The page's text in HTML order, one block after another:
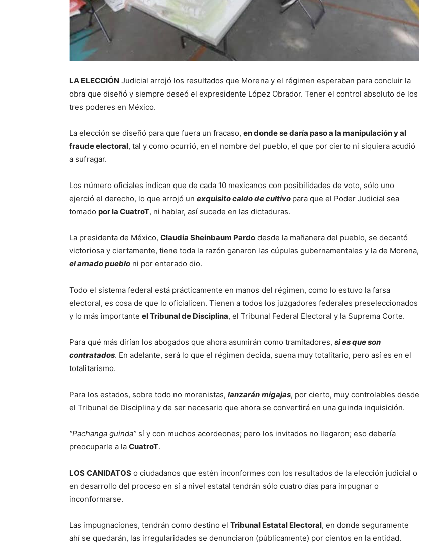
LA ELECCIÓN Judicial arrojó los resultados que Morena y el régimen esperaban para concluir la
obra que diseñó y siempre deseó el expresidente López Obrador. Tener el control absoluto de los
tres poderes en México.
La elección se diseñó para que fuera un fracaso, en donde se daría paso a la manipulación y al
fraude electoral, tal y como ocurrió, en el nombre del pueblo, el que por cierto ni siquiera acudió
a sufragar.
Los número oficiales indican que de cada 10 mexicanos con posibilidades de voto, sólo uno
ejerció el derecho, lo que arrojó un exquisito caldo de cultivo para que el Poder Judicial sea
tomado por la CuatroT, ni hablar, así sucede en las dictaduras.
La presidenta de México, Claudia Sheinbaum Pardo desde la mañanera del pueblo, se decantó
victoriosa y ciertamente, tiene toda la razón ganaron las cúpulas gubernamentales y la de Morena,
el amado pueblo ni por enterado dio.
Todo el sistema federal está prácticamente en manos del régimen, como lo estuvo la farsa
electoral, es cosa de que lo oficialicen. Tienen a todos los juzgadores federales preseleccionados
y lo más importante el Tribunal de Disciplina, el Tribunal Federal Electoral y la Suprema Corte.
Para qué más dirían los abogados que ahora asumirán como tramitadores, si es que son
contratados. En adelante, será lo que el régimen decida, suena muy totalitario, pero así es en el
totalitarismo.
Para los estados, sobre todo no morenistas, lanzarán migajas, por cierto, muy controlables desde
el Tribunal de Disciplina y de ser necesario que ahora se convertirá en una guinda inquisición.
“Pachanga guinda” sí y con muchos acordeones; pero los invitados no llegaron; eso debería
preocuparle a la CuatroT.
LOS CANIDATOS o ciudadanos que estén inconformes con los resultados de la elección judicial o
en desarrollo del proceso en sí a nivel estatal tendrán sólo cuatro días para impugnar o
inconformarse.
Las impugnaciones, tendrán como destino el Tribunal Estatal Electoral, en donde seguramente
ahí se quedarán, las irregularidades se denunciaron (públicamente) por cientos en la entidad.